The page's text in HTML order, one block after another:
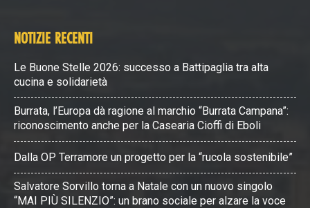
NOTIZIE RECENTI
Le Buone Stelle 2026: successo a Battipaglia tra alta
cucina e solidarietà
Burrata, l’Europa dà ragione al marchio “Burrata Campana”:
riconoscimento anche per la Casearia Cioffi di Eboli
Dalla OP Terramore un progetto per la “rucola sostenibile”
Salvatore Sorvillo torna a Natale con un nuovo singolo
“MAI PIÙ SILENZIO”: un brano sociale per alzare la voce